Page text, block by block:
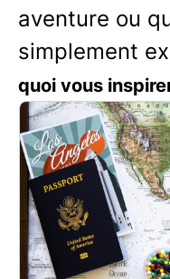
aventure ou
simplement
quoi vous